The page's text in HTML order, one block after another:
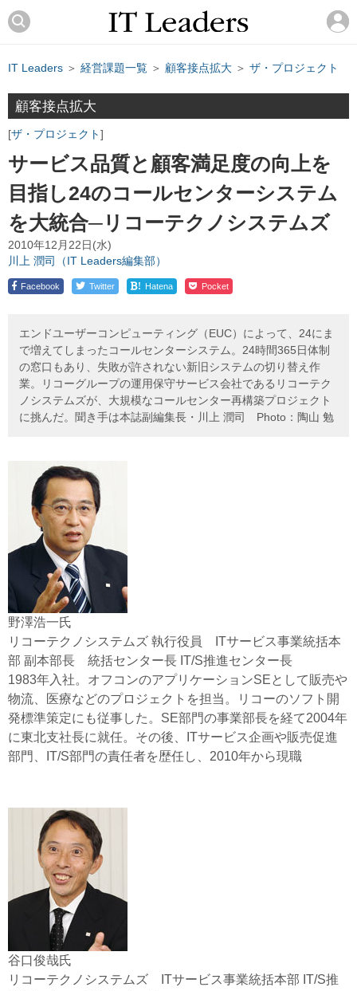
IT Leaders ＞ 経営課題一覧 ＞ 顧客接点拡大 ＞ ザ・プロジェクト
顧客接点拡大
ザ・プロジェクト
サービス品質と顧客満足度の向上を
目指し24のコールセンターシステム
を大統合─リコーテクノシステムズ
2010年12月22日(水)
川上 潤司（IT Leaders編集部）
Facebook Twitter ! Hatena Pocket
エンドユーザーコンピューティング（EUC）によって、24にま
で増えてしまったコールセンターシステム。24時間365日体制
の窓口もあり、失敗が許されない新旧システムの切り替え作
業。リコーグループの運用保守サービス会社であるリコーテク
ノシステムズが、大規模なコールセンター再構築プロジェクト
に挑んだ。聞き手は本誌副編集長・川上 潤司 Photo：陶山 勉
野澤浩一氏
リコーテクノシステムズ 執行役員 ITサービス事業統括本
部 副本部長 統括センター長 IT/S推進センター長
1983年入社。オフコンのアプリケーションSEとして販売や
物流、医療などのプロジェクトを担当。リコーのソフト開
発標準策定にも従事した。SE部門の事業部長を経て2004年
に東北支社長に就任。その後、ITサービス企画や販売促進
部門、IT/S部門の責任者を歴任し、2010年から現職
谷口俊哉氏
リコーテクノシステムズ ITサービス事業統括本部 IT/S推